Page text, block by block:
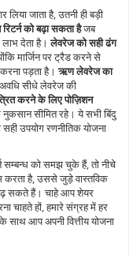
लिया जाता है, उतनी ही बड़ी
को बढ़ा सकता हैजब
लाभ देता है।लेवरेज को सही ढंग
मार्जिन पर ट्रैड करने से
करना पड़ता है।ऋण लेवरेज का
सीधे लेवरेज की
करने के लिए पोज़िशन
नुकसान सीमित रहे। ये सभी बिंदु
उपयोग रणनीतिक योजना
को समझ चुके हैं, तो नीचे
करता है, उससे जुड़े वास्तविक
सकते हैं। चाहे आप शेयर
चाहते हों, हमारे संग्रह में हर
साथ आप अपनी वित्तीय योजना